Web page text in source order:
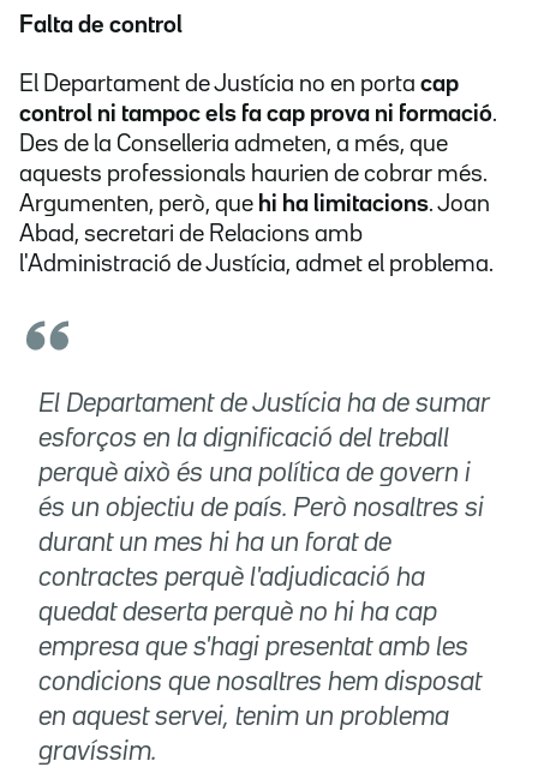
Falta de control
El Departament de Justícia no en porta cap
control ni tampoc els fa cap prova ni formació.
Des de la Conselleria admeten, a més, que
aquests professionals haurien de cobrar més.
Argumenten, però, que hi ha limitacions. Joan
Abad, secretari de Relacions amb
l'Administració de Justícia, admet el problema.
El Departament de Justícia ha de sumar
esforços en la dignificació del treball
perquè això és una política de govern i
és un objectiu de país. Però nosaltres si
durant un mes hi ha un forat de
contractes perquè l'adjudicació ha
quedat deserta perquè no hi ha cap
empresa que s'hagi presentat amb les
condicions que nosaltres hem disposat
en aquest servei, tenim un problema
gravíssim.